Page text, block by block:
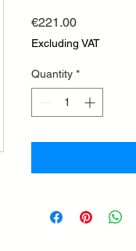
€221.00Price
Excluding VAT
Quantity *